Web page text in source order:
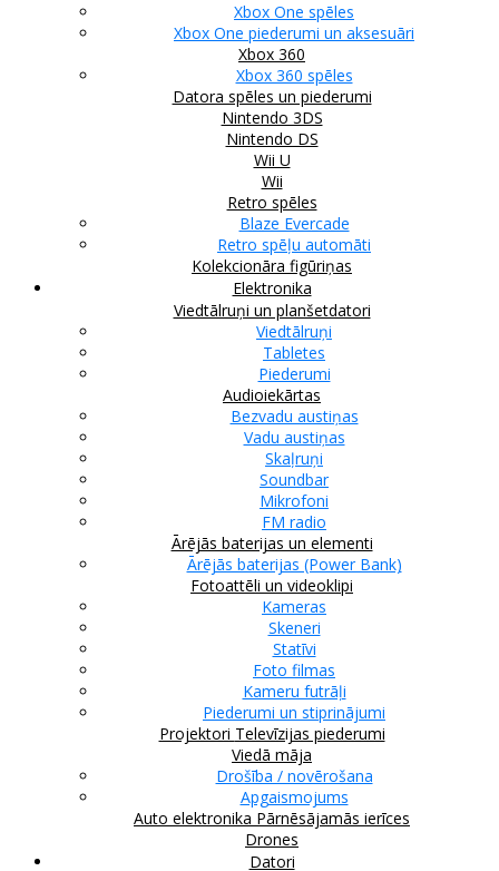
Xbox One spēles
Xbox One piederumi un aksesuāri
Xbox 360
Xbox 360 spēles
Datora spēles un piederumi
Nintendo 3DS
Nintendo DS
Wii U
Wii
Retro spēles
Blaze Evercade
Retro spēļu automāti
Kolekcionāra figūriņas
Elektronika
Viedtālruņi un planšetdatori
Viedtālruņi
Tabletes
Piederumi
Audioiekārtas
Bezvadu austiņas
Vadu austiņas
Skaļruņi
Soundbar
Mikrofoni
FM radio
Ārējās baterijas un elementi
Ārējās baterijas (Power Bank)
Fotoattēli un videoklipi
Kameras
Skeneri
Statīvi
Foto filmas
Kameru futrāļi
Piederumi un stiprinājumi
Projektori Televīzijas piederumi
Viedā māja
Drošība / novērošana
Apgaismojums
Auto elektronika Pārnēsājamās ierīces
Drones
Datori